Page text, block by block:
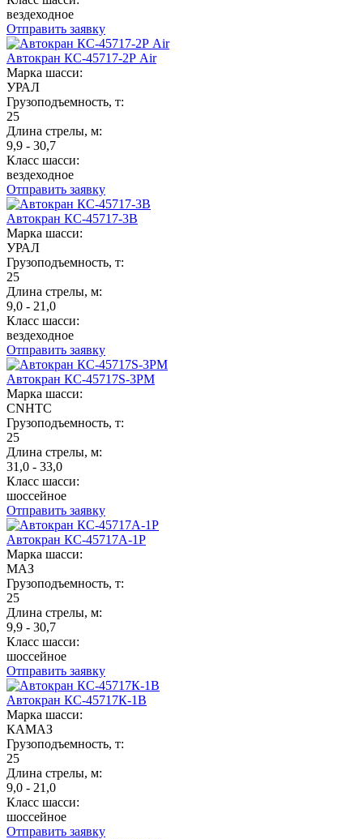
вездеходное
Отправить заявку
Автокран КС-45717-2Р Air
Марка шасси:
УРАЛ
Грузоподъемность, т:
25
Длина стрелы, м:
9,9 - 30,7
Класс шасси:
вездеходное
Отправить заявку
Автокран КС-45717-3В
Марка шасси:
УРАЛ
Грузоподъемность, т:
25
Длина стрелы, м:
9,0 - 21,0
Класс шасси:
вездеходное
Отправить заявку
Автокран КС-45717S-3РМ
Марка шасси:
CNHTC
Грузоподъемность, т:
25
Длина стрелы, м:
31,0 - 33,0
Класс шасси:
шоссейное
Отправить заявку
Автокран КС-45717А-1Р
Марка шасси:
МАЗ
Грузоподъемность, т:
25
Длина стрелы, м:
9,9 - 30,7
Класс шасси:
шоссейное
Отправить заявку
Автокран КС-45717К-1В
Марка шасси:
КАМАЗ
Грузоподъемность, т:
25
Длина стрелы, м:
9,0 - 21,0
Класс шасси:
шоссейное
Отправить заявку